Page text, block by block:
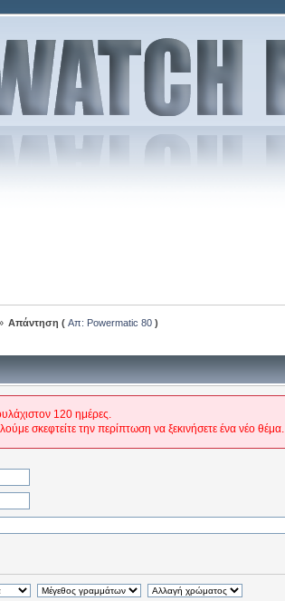
Απάντηση (Απ: Powermatic 80 )
120 ημέρες.
σκεφτείτε την περίπτωση να ξεκινήσετε ένα νέο θέμα.